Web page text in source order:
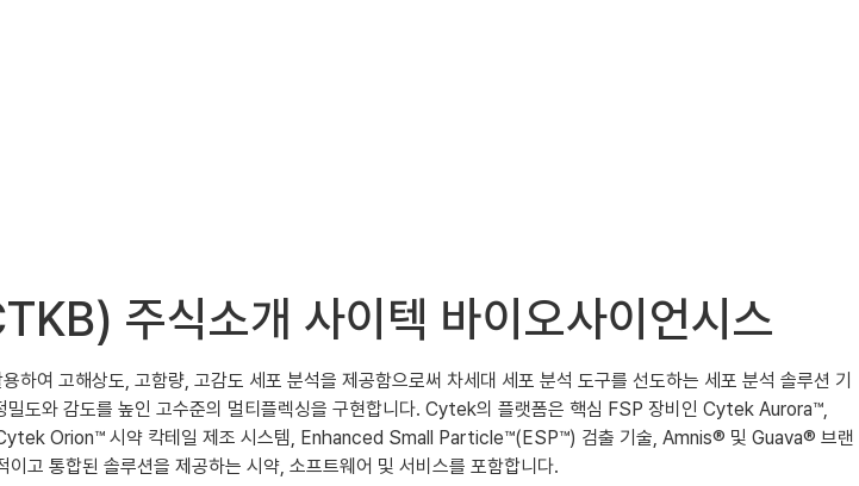
주식소개 사이텍 바이오사이언시스
해상도, 고함량, 고감도 세포 분석을 제공함으로써 차세대 세포 분석 도구를 선도하는 세포 분석 솔루션 기
도와 감도를 높인 고수준의 멀티플렉싱을 구현합니다. Cytek의 플랫폼은 핵심 FSP 장비인 Cytek Aurora™,
Orion™ 시약 칵테일 제조 시스템, Enhanced Small Particle™(ESP™) 검출 기술, Amnis® 및 Guava® 브랜
고 통합된 솔루션을 제공하는 시약, 소프트웨어 및 서비스를 포함합니다.